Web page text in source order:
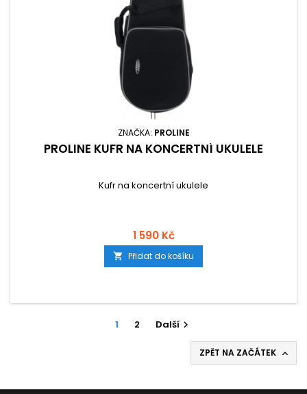
ZNAČKA: PROLINE
PROLINE KUFR NA KONCERTNÍ UKULELE
Kufr na koncertní ukulele
1 590 Kč
 Přidat do košíku
1 2 Další 
ZPĚT NA ZAČÁTEK 